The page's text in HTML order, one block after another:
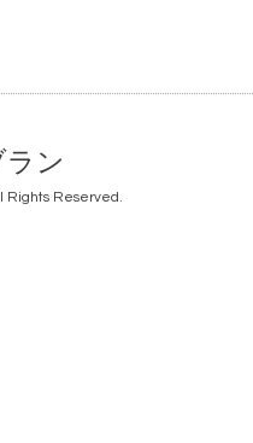
ン
Rights Reserved.